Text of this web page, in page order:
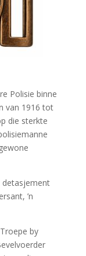
Polisie binne
van 1916 tot
die sterkte
detasjement
’n
by